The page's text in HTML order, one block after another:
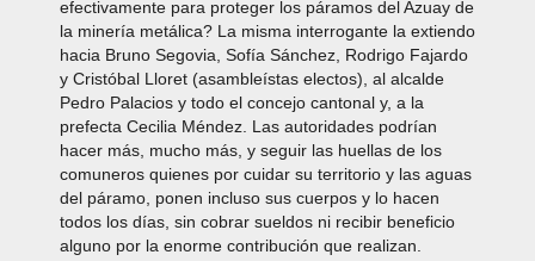
efectivamente para proteger los páramos del Azuay de
la minería metálica? La misma interrogante la extiendo
hacia Bruno Segovia, Sofía Sánchez, Rodrigo Fajardo
y Cristóbal Lloret (asambleístas electos), al alcalde
Pedro Palacios y todo el concejo cantonal y, a la
prefecta Cecilia Méndez. Las autoridades podrían
hacer más, mucho más, y seguir las huellas de los
comuneros quienes por cuidar su territorio y las aguas
del páramo, ponen incluso sus cuerpos y lo hacen
todos los días, sin cobrar sueldos ni recibir beneficio
alguno por la enorme contribución que realizan.